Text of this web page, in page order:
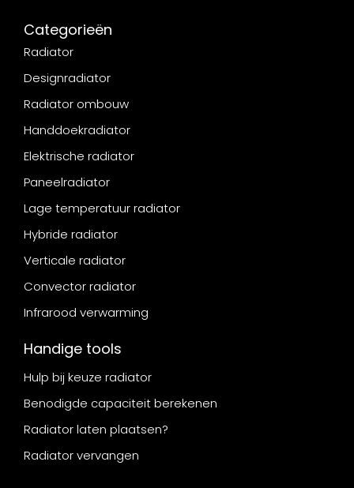
Categorieën
Radiator
Designradiator
Radiator ombouw
Handdoekradiator
Elektrische radiator
Paneelradiator
Lage temperatuur radiator
Hybride radiator
Verticale radiator
Convector radiator
Infrarood verwarming
Handige tools
Hulp bij keuze radiator
Benodigde capaciteit berekenen
Radiator laten plaatsen?
Radiator vervangen